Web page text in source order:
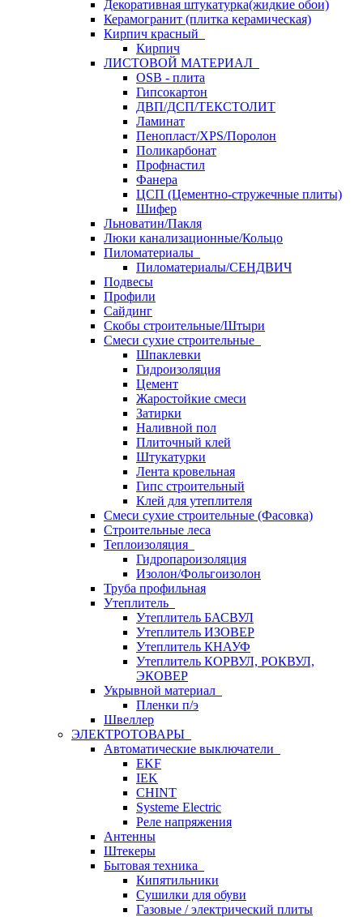
Декоративная штукатурка(жидкие обои)
Керамогранит (плитка керамическая)
Кирпич красный
Кирпич
ЛИСТОВОЙ МАТЕРИАЛ
OSB - плита
Гипсокартон
ДВП/ДСП/ТЕКСТОЛИТ
Ламинат
Пенопласт/XPS/Поролон
Поликарбонат
Профнастил
Фанера
ЦСП (Цементно-стружечные плиты)
Шифер
Льноватин/Пакля
Люки канализационные/Кольцо
Пиломатериалы
Пиломатериалы/СЕНДВИЧ
Подвесы
Профили
Сайдинг
Скобы строительные/Штыри
Смеси сухие строительные
Шпаклевки
Гидроизоляция
Цемент
Жаростойкие смеси
Затирки
Наливной пол
Плиточный клей
Штукатурки
Лента кровельная
Гипс строительный
Клей для утеплителя
Смеси сухие строительные (Фасовка)
Строительные леса
Теплоизоляция
Гидропароизоляция
Изолон/Фольгоизолон
Труба профильная
Утеплитель
Утеплитель БАСВУЛ
Утеплитель ИЗОВЕР
Утеплитель КНАУФ
Утеплитель КОРВУЛ, РОКВУЛ,
ЭКОВЕР
Укрывной материал
Пленки п/э
Швеллер
ЭЛЕКТРОТОВАРЫ
Автоматические выключатели
EKF
IEK
CHINT
Systeme Electric
Реле напряжения
Антенны
Штекеры
Бытовая техника
Кипятильники
Сушилки для обуви
Газовые / электрический плиты